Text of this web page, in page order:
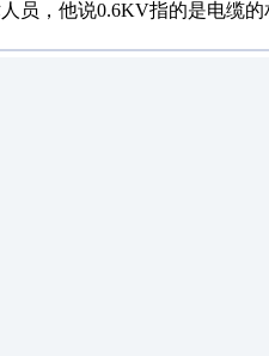
员，他说0.6KV指的是电缆